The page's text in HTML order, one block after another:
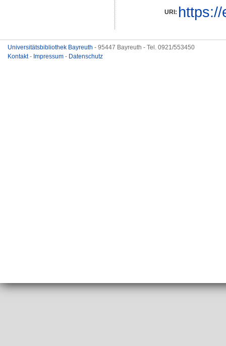
URI:
Universitätsbibliothek Bayreuth - 95447 Bayreuth - Tel. 0921/553450
Kontakt- Impressum - Datenschutz